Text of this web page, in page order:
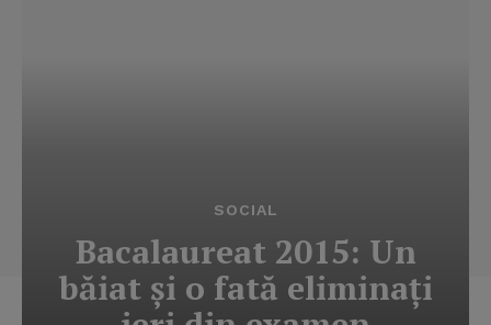
SOCIAL
Bacalaureat 2015: Un
băiat şi o fată eliminaţi